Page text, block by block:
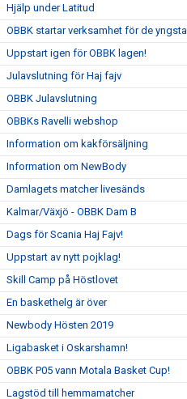
Hjälp under Latitud
OBBK startar verksamhet för de yngsta
Uppstart igen för OBBK lagen!
Julavslutning för Haj fajv
OBBK Julavslutning
OBBKs Ravelli webshop
Information om kakförsäljning
Information om NewBody
Damlagets matcher livesänds
Kalmar/Växjö - OBBK Dam B
Dags för Scania Haj Fajv!
Uppstart av nytt pojklag!
Skill Camp på Höstlovet
En baskethelg är över
Newbody Hösten 2019
Ligabasket i Oskarshamn!
OBBK P05 vann Motala Basket Cup!
Lagstöd till hemmamatcher